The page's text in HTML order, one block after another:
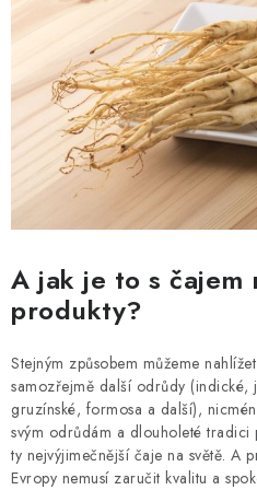
A jak je to s čajem
produkty?
Stejným způsobem můžeme
samozřejmě další odrůdy (indické,
gruzínské, formosa a další),
svým odrůdám a dlouholeté tradici
ty nejvýjimečnější čaje na světě. A
Evropy nemusí zaručit kvalitu a